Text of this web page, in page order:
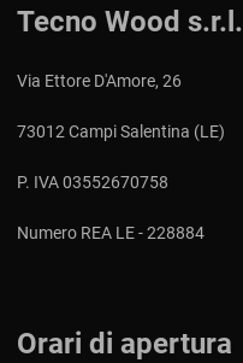
Tecno Wood s.r.l.
Via Ettore D'Amore, 26
73012 Campi Salentina (LE)
P. IVA 03552670758
Numero REA LE - 228884
Orari di apertura